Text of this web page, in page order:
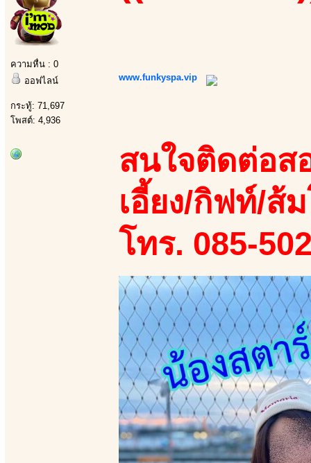
ความหื่น : 0
ออฟไลน์
กระทู้: 71,697
โพสต์: 4,936
www.funkyspa.vip
สนใจติดต่อส
เอี้ยง/กิฟท์/ส้
โทร. 085-